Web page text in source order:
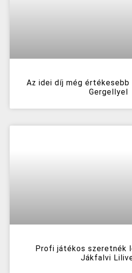
Az idei díj még értékesebb
Gergellyel
Profi játékos szeretnék
Jákfalvi